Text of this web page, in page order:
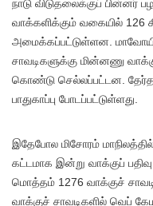
நாடு விடுதலைக்குப் பின்னர்
வாக்களிக்கும் வகையில் 126
அமைக்கப்பட்டுள்ளன.
சாவடிகளுக்கு மின்னணு
கொண்டு செல்லப்பட்டன.
பாதுகாப்பு போடப்பட்டுள்ளது.
இதேபோல மிசோரம்
கட்டமாக இன்று வாக்குப்
மொத்தம் 1276 வாக்குச்
வாக்குச் சாவடிகளில் வெப்